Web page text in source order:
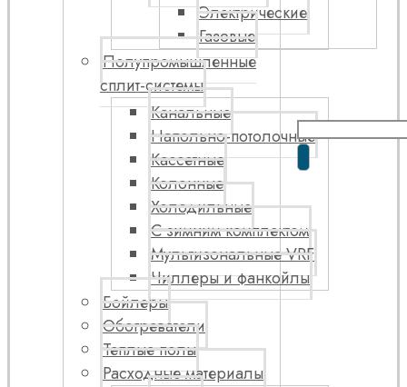
Электрические
Газовые
Полупромышленные
сплит-системы
Канальные
Напольно-потолочные
Кассетные
Колонные
Холодильные
С зимним комплектом
Мультизональные VRF
Чиллеры и фанкойлы
Бойлеры
Обогреватели
Теплые полы
Расходные материалы